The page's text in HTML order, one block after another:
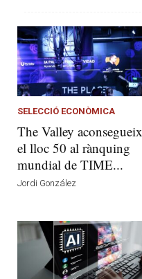
SELECCIÓ ECONÒMICA
The Valley aconsegueix
el lloc 50 al rànquing
mundial de TIME...
Jordi González